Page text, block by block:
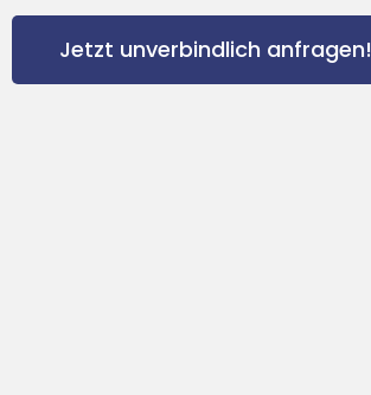
Jetzt unverbindlich anfragen!